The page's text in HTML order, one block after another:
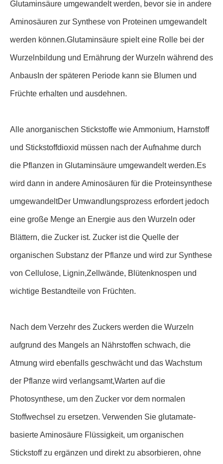
Glutaminsäure umgewandelt werden, bevor sie in andere
Aminosäuren zur Synthese von Proteinen umgewandelt
werden können.Glutaminsäure spielt eine Rolle bei der
Wurzelnbildung und Ernährung der Wurzeln während des
AnbausIn der späteren Periode kann sie Blumen und
Früchte erhalten und ausdehnen.
Alle anorganischen Stickstoffe wie Ammonium, Harnstoff
und Stickstoffdioxid müssen nach der Aufnahme durch
die Pflanzen in Glutaminsäure umgewandelt werden.Es
wird dann in andere Aminosäuren für die Proteinsynthese
umgewandeltDer Umwandlungsprozess erfordert jedoch
eine große Menge an Energie aus den Wurzeln oder
Blättern, die Zucker ist. Zucker ist die Quelle der
organischen Substanz der Pflanze und wird zur Synthese
von Cellulose, Lignin,Zellwände, Blütenknospen und
wichtige Bestandteile von Früchten.
Nach dem Verzehr des Zuckers werden die Wurzeln
aufgrund des Mangels an Nährstoffen schwach, die
Atmung wird ebenfalls geschwächt und das Wachstum
der Pflanze wird verlangsamt,Warten auf die
Photosynthese, um den Zucker vor dem normalen
Stoffwechsel zu ersetzen. Verwenden Sie glutamate-
basierte Aminosäure Flüssigkeit, um organischen
Stickstoff zu ergänzen und direkt zu absorbieren, ohne